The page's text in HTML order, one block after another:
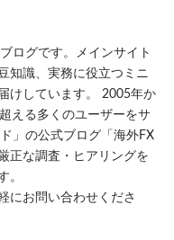
ログです。メインサイト
知識、実務に役立つミニ
けしています。 2005年か
える多くのユーザーをサ
」の公式ブログ「海外FX
正な調査・ヒアリングを
。
にお問い合わせくださ